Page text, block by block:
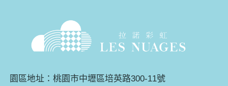
園區地址：桃園市中壢區培英路300-11號